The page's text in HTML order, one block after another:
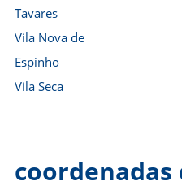
Tavares
Vila Nova de
Espinho
Vila Seca